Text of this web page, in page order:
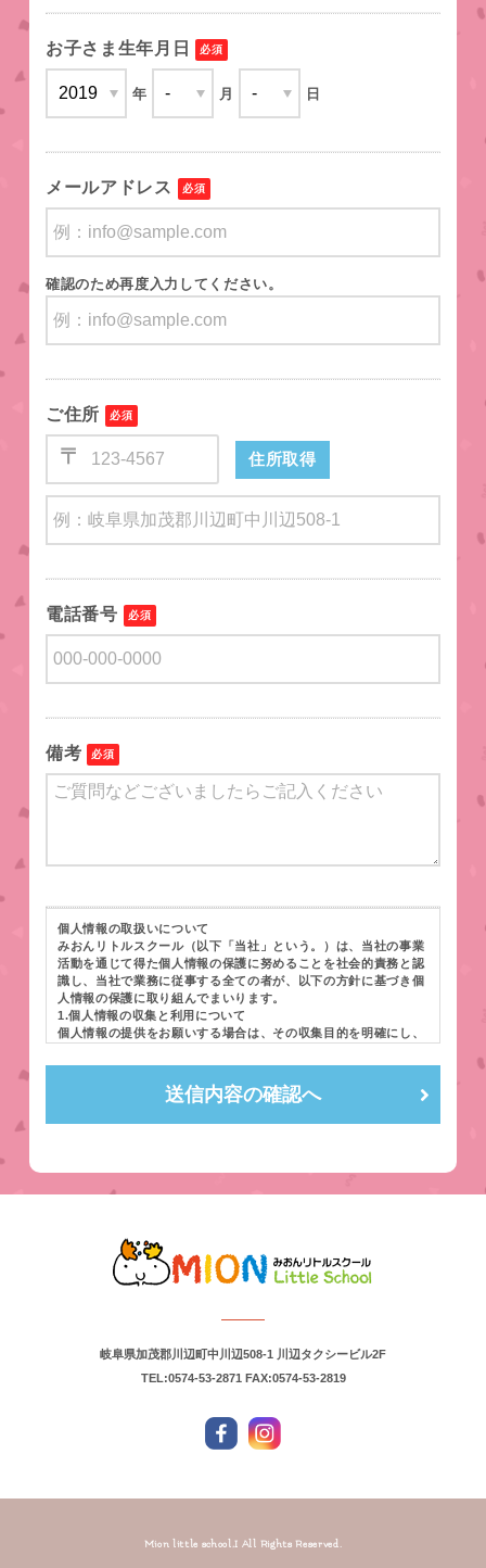
お子さま 生年月日 必須
年 月 日
メールアドレス 必須
確認のため再度入力してください。
ご住所 必須
〒 住所取得
電話番号 必須
備考 必須
個人情報の取扱いについて
みおんリトルスクール（以下「当社」という。）は、当社の事業
活動を通じて得た個人情報の保護に努めることを社会的責務と認
識し、当社で業務に従事する全ての者が、以下の方針に基づき個
人情報の保護に取り組んでまいります。
1.個人情報の収集と利用について
個人情報の提供をお願いする場合は、その収集目的を明確にし、
利用いたします。
2.個人情報の第三者への開示と預託
的な要請等によらない限り、情報提供者の事前承認なく第三者に
人情報保護を指導、義務付け、業務委託先が適切に個人情報を取
り扱うように管理いたします。
が生じないよう、セキュリティー対策を講じ、これを適切に管理
いたします。
4.個人情報の保護
5.継続的改善について
当社では個人情報取扱い従事者への教育を実施し、当該取扱いを
定期的に点検し、個人情報保護の取り組みを、随時見直し改善を
TEL：0574-53-2871
送信内容の確認へ
岐阜県加茂郡川辺町中川辺508-1 川辺タクシービル2F
TEL:0574-53-2871 FAX:0574-53-2819
Mion little school,I All Rights Reserved.